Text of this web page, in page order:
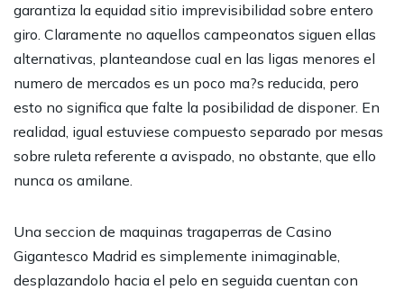
garantiza la equidad sitio imprevisibilidad sobre entero
giro. Claramente no aquellos campeonatos siguen ellas
alternativas, planteandose cual en las ligas menores el
numero de mercados es un poco ma?s reducida, pero
esto no significa que falte la posibilidad de disponer. En
realidad, igual estuviese compuesto separado por mesas
sobre ruleta referente a avispado, no obstante, que ello
nunca os amilane.
Una seccion de maquinas tragaperras de Casino
Gigantesco Madrid es simplemente inimaginable,
desplazandolo hacia el pelo en seguida cuentan con